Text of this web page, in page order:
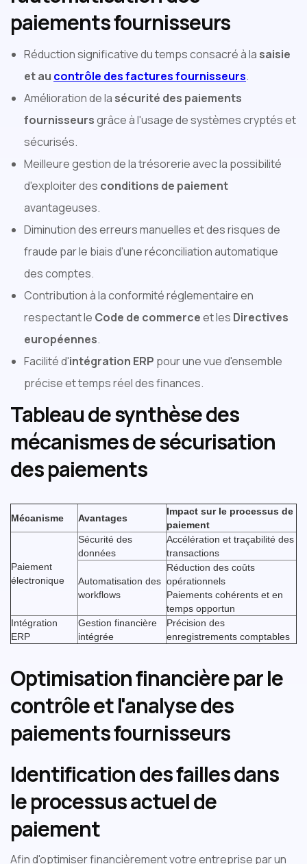
paiements fournisseurs
Réduction significative du temps consacré à la saisie
et au contrôle des factures fournisseurs.
Amélioration de la sécurité des paiements
fournisseursgrâce à l'usage de systèmes cryptés et
sécurisés.
Meilleure gestion de la trésorerie avec la possibilité
d'exploiter des conditions de paiement
avantageuses.
Diminution des erreurs manuelles et des risques de
fraude par le biais d'une réconciliation automatique
des comptes.
Contribution à la conformité réglementaire en
respectant le Code de commerceet les Directives
européennes.
Facilité d'intégration ERP pour une vue d'ensemble
précise et temps réel des finances.
Tableau de synthèse des
mécanismes de sécurisation
des paiements
Mécanisme
Avantages
Impact sur le processus de
paiement
Paiement
électronique
Sécurité des
données
Accélération et traçabilité des
transactions
Automatisation des
workflows
Réduction des coûts
opérationnels
Paiements cohérents et en
temps opportun
Intégration
ERP
Gestion financière
intégrée
Précision des
enregistrements comptables
Optimisation financière par le
contrôle et l'analyse des
paiements fournisseurs
Identification des failles dans
le processus actuel de
paiement
Afin d'optimiser financièrement votre entreprise par un